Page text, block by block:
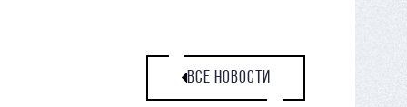
ВСЕ НОВОСТИ